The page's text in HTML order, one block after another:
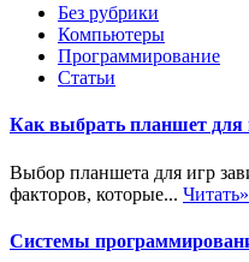
Без рубрики
Компьютеры
Программирование
Статьи
Как выбрать планшет для
Выбор планшета для игр
факторов, которые... Читать»
Системы